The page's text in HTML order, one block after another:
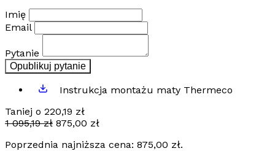
Imię
Email
Pytanie
Opublikuj pytanie
Instrukcja montażu maty Thermeco
Taniej o 220,19 zł
1 095,19zł Pierwotna
wynosiła:
875,00 złAktualna
wynosi:
Poprzednia najniższa cena: 875,00 zł.